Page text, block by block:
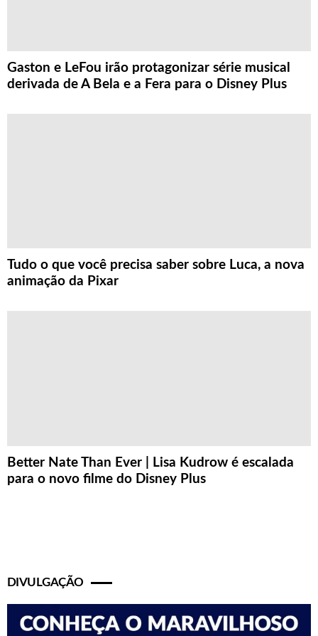
Gaston e LeFou irão protagonizar série musical
derivada de A Bela e a Fera para o Disney Plus
Tudo o que você precisa saber sobre Luca, a nova
animação da Pixar
Better Nate Than Ever | Lisa Kudrow é escalada
para o novo filme do Disney Plus
DIVULGAÇÃO